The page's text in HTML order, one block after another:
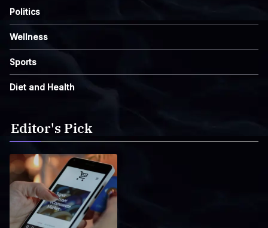
Politics
Wellness
Sports
Diet and Health
Editor's Pick